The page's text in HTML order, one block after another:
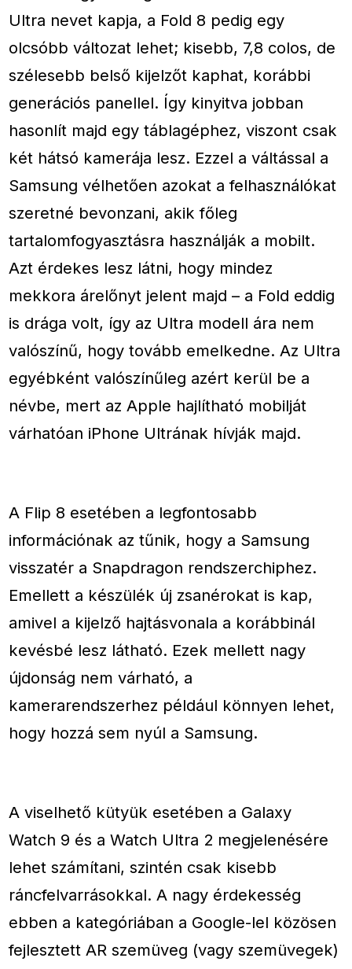
Ultra nevet kapja, a Fold 8 pedig egy
olcsóbb változat lehet; kisebb, 7,8 colos, de
szélesebb belső kijelzőt kaphat, korábbi
generációs panellel. Így kinyitva jobban
hasonlít majd egy táblagéphez, viszont csak
két hátsó kamerája lesz. Ezzel a váltással a
Samsung vélhetően azokat a felhasználókat
szeretné bevonzani, akik főleg
tartalomfogyasztásra használják a mobilt.
Azt érdekes lesz látni, hogy mindez
mekkora árelőnyt jelent majd – a Fold eddig
is drága volt, így az Ultra modell ára nem
valószínű, hogy tovább emelkedne. Az Ultra
egyébként valószínűleg azért kerül be a
névbe, mert az Apple hajlítható mobilját
várhatóan iPhone Ultrának hívják majd.
A Flip 8 esetében a legfontosabb
információnak az tűnik, hogy a Samsung
visszatér a Snapdragon rendszerchiphez.
Emellett a készülék új zsanérokat is kap,
amivel a kijelző hajtásvonala a korábbinál
kevésbé lesz látható. Ezek mellett nagy
újdonság nem várható, a
kamerarendszerhez például könnyen lehet,
hogy hozzá sem nyúl a Samsung.
A viselhető kütyük esetében a Galaxy
Watch 9 és a Watch Ultra 2 megjelenésére
lehet számítani, szintén csak kisebb
ráncfelvarrásokkal. A nagy érdekesség
ebben a kategóriában a Google-lel közösen
fejlesztett AR szemüveg (vagy szemüvegek)